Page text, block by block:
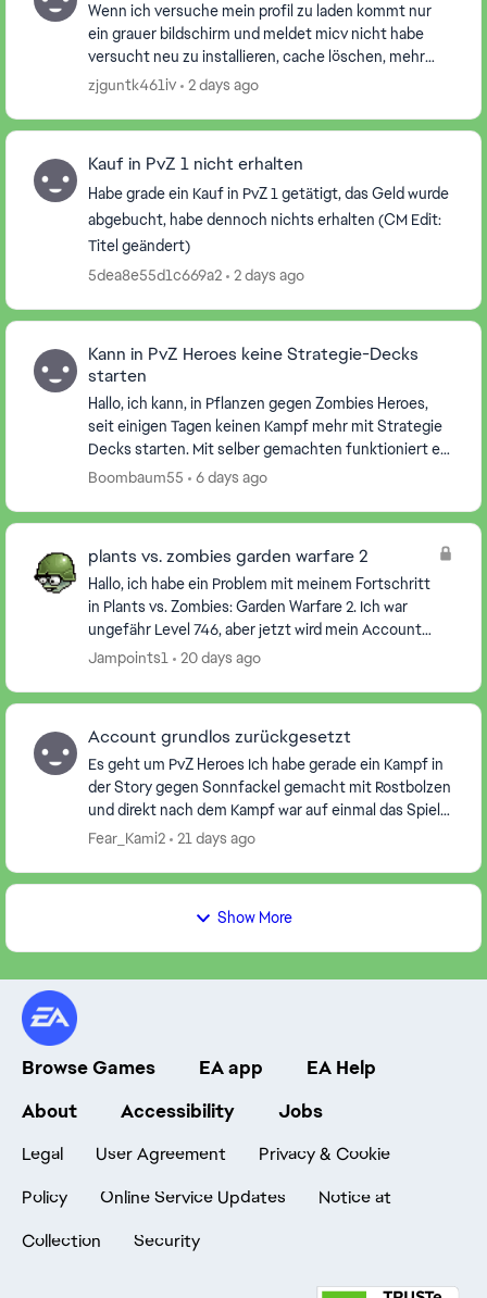
Wenn ich versuche mein profil zu laden kommt nur
ein grauer bildschirm und meldet micv nicht habe
versucht neu zu installieren, cache löschen, mehr
mals versucht micv anzumelden und gewratet aber
zjguntk461iv 2 days ago
Kauf in PvZ 1 nicht erhalten
Habe grade ein Kauf in PvZ 1 getätigt, das Geld wurde
abgebucht, habe dennoch nichts erhalten (CM Edit:
Titel geändert)
5dea8e55d1c669a2
2 days ago
Kann in PvZ Heroes keine Strategie-Decks
starten
Hallo, ich kann, in Pflanzen gegen Zombies Heroes,
seit einigen Tagen keinen Kampf mehr mit Strategie
Decks starten. Mit selber gemachten funktioniert es,
aber wenn ich ein Strategie Deck auswähle un...
Boombaum55 6 days ago
plants vs. zombies garden warfare 2
Hallo, ich habe ein Problem mit meinem Fortschritt
in Plants vs. Zombies: Garden Warfare 2. Ich war
ungefähr Level 746, aber jetzt wird mein Account
plötzlich als Level 5455 angezeigt. Außerdem hab...
Jampoints1 20 days ago
Account grundlos zurückgesetzt
Es geht um PvZ Heroes Ich habe gerade ein Kampf in
der Story gegen Sonnfackel gemacht mit Rostbolzen
und direkt nach dem Kampf war auf einmal das Spiel
zurückgesetzt, Ich habe neustarten des Spiels...
Fear_Kami2 21 days ago
Show More
Browse Games EA app
EA Help
About
Accessibility Jobs
Legal User Agreement
Privacy & Cookie
Policy
Online Service Updates
Notice at
Collection
Security